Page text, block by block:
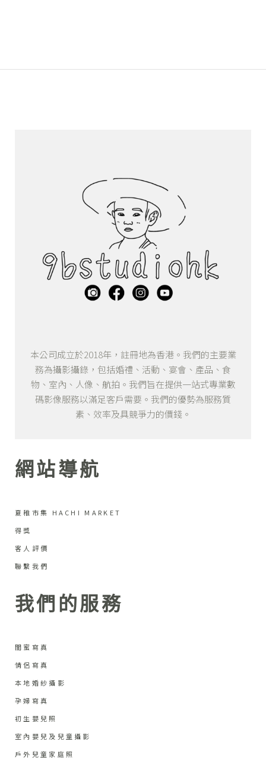
本公司成立於2018年，註冊地為香港。我們的主要業
務為攝影攝錄，包括婚禮、活動、宴會、產品、食
物、室內、人像、航拍。我們旨在提供一站式專業數
碼影像服務以滿足客戶需要。我們的優勢為服務質
素、效率及具競爭力的價錢。
網站導航
夏稚市集 HACHI MARKET
得獎
客人評價
聯繫我們
我們的服務
閨蜜寫真
情侶寫真
本地婚紗攝影
孕婦寫真
初生嬰兒照
室內嬰兒及兒童攝影
戶外兒童家庭照